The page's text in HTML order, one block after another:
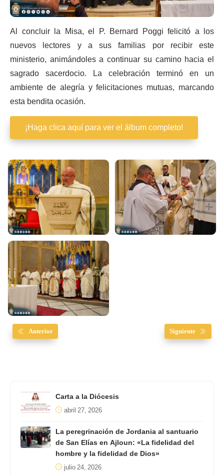
Al concluir la Misa, el P. Bernard Poggi felicitó a los
nuevos lectores y a sus familias por recibir este
ministerio, animándoles a continuar su camino hacia el
sagrado sacerdocio. La celebración terminó en un
ambiente de alegría y felicitaciones mutuas, marcando
esta bendita ocasión.
¡Haga clica aquí para ver el álbum completo!
Anterior Siguiente
Carta a la Diócesis
abril 27, 2026
La peregrinación de Jordania al santuario
de San Elías en Ajloun: «La fidelidad del
hombre y la fidelidad de Dios»
julio 24, 2026